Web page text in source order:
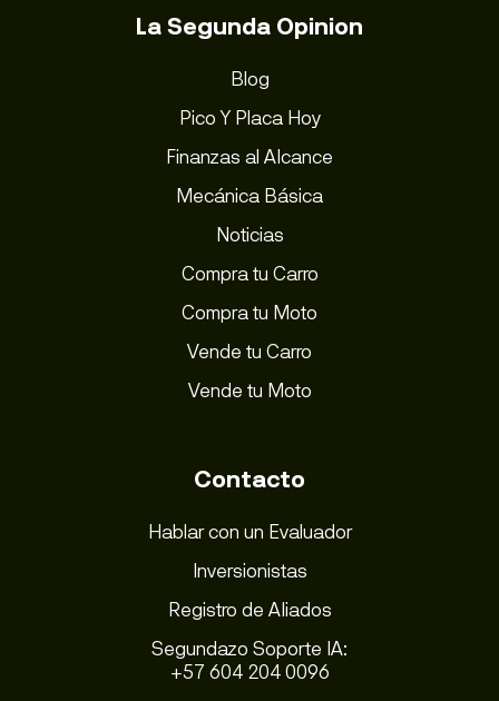
La Segunda Opinion
Blog
Pico Y Placa Hoy
Finanzas al Alcance
Mecánica Básica
Noticias
Compra tu Carro
Compra tu Moto
Vende tu Carro
Vende tu Moto
Contacto
Hablar con un Evaluador
Inversionistas
Registro de Aliados
Segundazo Soporte IA:
+57 604 204 0096